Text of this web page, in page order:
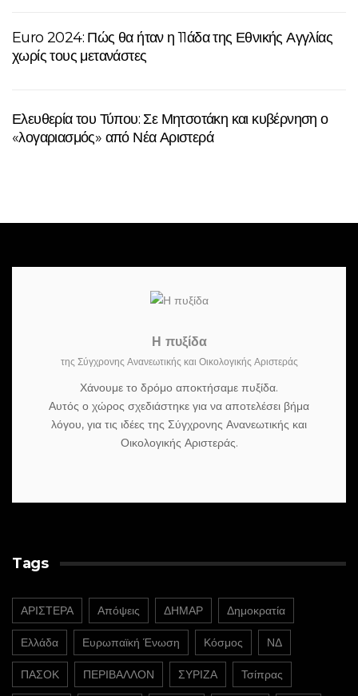
Euro 2024: Πώς θα ήταν η 11άδα της Εθνικής Αγγλίας
χωρίς τους μετανάστες
Ελευθερία του Τύπου: Σε Μητσοτάκη και κυβέρνηση ο
«λογαριασμός» από Νέα Αριστερά
Η πυξίδα
της Σύγχρονης Ανανεωτικής και Οικολογικής Αριστεράς
Χάνουμε το δρόμο αποκτήσαμε πυξίδα.
Αυτός ο χώρος σχεδιάστηκε για να αποτελέσει βήμα
λόγου, για τις ιδέες της Σύγχρονης Ανανεωτικής και
Οικολογικής Αριστεράς.
Tags
ΑΡΙΣΤΕΡΑ Απόψεις ΔΗΜΑΡ Δημοκρατία
Ελλάδα Ευρωπαϊκή Ένωση Κόσμος ΝΔ
ΠΑΣΟΚ ΠΕΡΙΒΑΛΛΟΝ ΣΥΡΙΖΑ Τσίπρας